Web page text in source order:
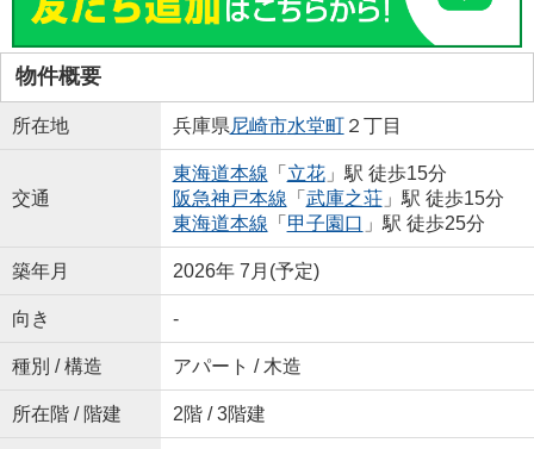
物件概要
所在地 兵庫県尼崎市水堂町２丁目
交通
東海道本線 「 立花」駅 徒歩15分
阪急神戸本線 「 武庫之荘」駅 徒歩15分
東海道本線 「 甲子園口 」駅 徒歩25分
築年月 2026年 7月(予定)
向き -
種別 / 構造 アパート / 木造
所在階 / 階建 2階 / 3階建